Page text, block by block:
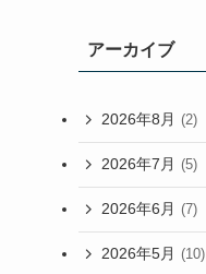
アーカイブ
2026年8月 (2)
2026年7月 (5)
2026年6月 (7)
2026年5月 (10)